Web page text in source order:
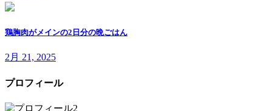
鶏胸肉がメインの2日分の晩ごはん
2月 21, 2025
プロフィール